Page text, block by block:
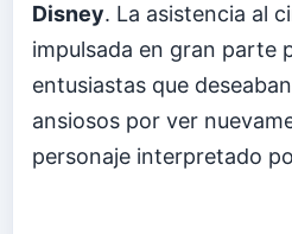
Disney. La asistencia al
impulsada en gran parte
entusiastas que
ansiosos por ver
personaje interpretado